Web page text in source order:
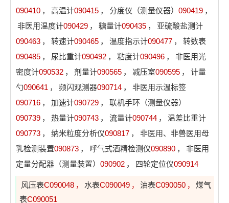
090410 ， 高温计090415 ， 分度仪（测量仪器） 090419 ，
非医用温度计090429 ， 糖量计090435 ，
亚硫酸盐测计
090463 ， 转速计090465 ， 温度指示计090477 ，
转数表
090485 ， 尿比重计090492 ， 粘度计090496 ，
非医用光
密度计090532 ， 剂量计090565 ， 减压室090595 ，
计量
勺090641 ， 频闪观测器090714 ，
非医用示温标签
090716 ， 加速计090729 ，
联机手环（测量仪器）
090739 ， 热量计090743 ， 流量计090744 ，
温差比重计
090773 ， 纳米粒度分析仪090817 ，
非医用、非兽医用母
乳检测装置090873 ， 呼气式酒精检测仪090890 ，
非医用
定量分配器（测量装置） 090902 ， 四轮定位仪090914
风压表C090048 ， 水表C090049 ， 油表C090050 ，
煤气
表C090051